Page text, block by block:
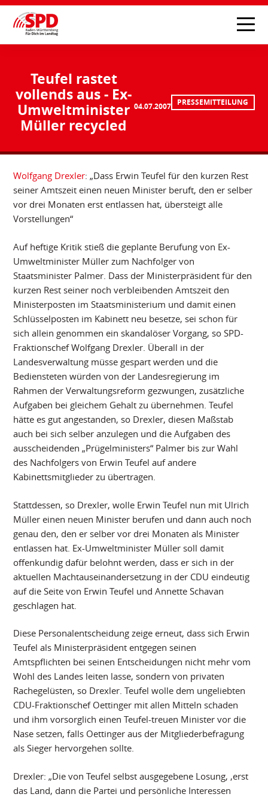
Teufel rastet
vollends aus - Ex-
Umweltminister
Müller recycled
04.07.2007 PRESSEMITTEILUNG
Wolfgang Drexler: „Dass Erwin Teufel für den kurzen Rest
seiner Amtszeit einen neuen Minister beruft, den er selber
vor drei Monaten erst entlassen hat, übersteigt alle
Vorstellungen“
Auf heftige Kritik stieß die geplante Berufung von Ex-
Umweltminister Müller zum Nachfolger von
Staatsminister Palmer. Dass der Ministerpräsident für den
kurzen Rest seiner noch verbleibenden Amtszeit den
Ministerposten im Staatsministerium und damit einen
Schlüsselposten im Kabinett neu besetze, sei schon für
sich allein genommen ein skandalöser Vorgang, so SPD-
Fraktionschef Wolfgang Drexler. Überall in der
Landesverwaltung müsse gespart werden und die
Bediensteten würden von der Landesregierung im
Rahmen der Verwaltungsreform gezwungen, zusätzliche
Aufgaben bei gleichem Gehalt zu übernehmen. Teufel
hätte es gut angestanden, so Drexler, diesen Maßstab
auch bei sich selber anzulegen und die Aufgaben des
ausscheidenden „Prügelministers“ Palmer bis zur Wahl
des Nachfolgers von Erwin Teufel auf andere
Kabinettsmitglieder zu übertragen.
Stattdessen, so Drexler, wolle Erwin Teufel nun mit Ulrich
Müller einen neuen Minister berufen und dann auch noch
genau den, den er selber vor drei Monaten als Minister
entlassen hat. Ex-Umweltminister Müller soll damit
offenkundig dafür belohnt werden, dass er sich in der
aktuellen Machtauseinandersetzung in der CDU eindeutig
auf die Seite von Erwin Teufel und Annette Schavan
geschlagen hat.
Diese Personalentscheidung zeige erneut, dass sich Erwin
Teufel als Ministerpräsident entgegen seinen
Amtspflichten bei seinen Entscheidungen nicht mehr vom
Wohl des Landes leiten lasse, sondern von privaten
Rachegelüsten, so Drexler. Teufel wolle dem ungeliebten
CDU-Fraktionschef Oettinger mit allen Mitteln schaden
und ihm vorsorglich einen Teufel-treuen Minister vor die
Nase setzen, falls Oettinger aus der Mitgliederbefragung
als Sieger hervorgehen sollte.
Drexler: „Die von Teufel selbst ausgegebene Losung, ‚erst
das Land, dann die Partei und persönliche Interessen